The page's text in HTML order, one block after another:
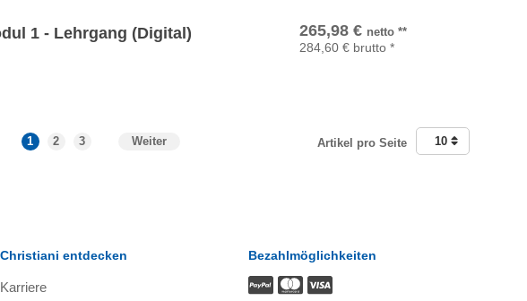
1 - Lehrgang (Digital) 265,98 € netto**
284,60 € brutto *
In den Warenkorb
1 2 3 Weiter Artikel pro Seite 10
Christiani entdecken
Karriere
Bezahlmöglichkeiten